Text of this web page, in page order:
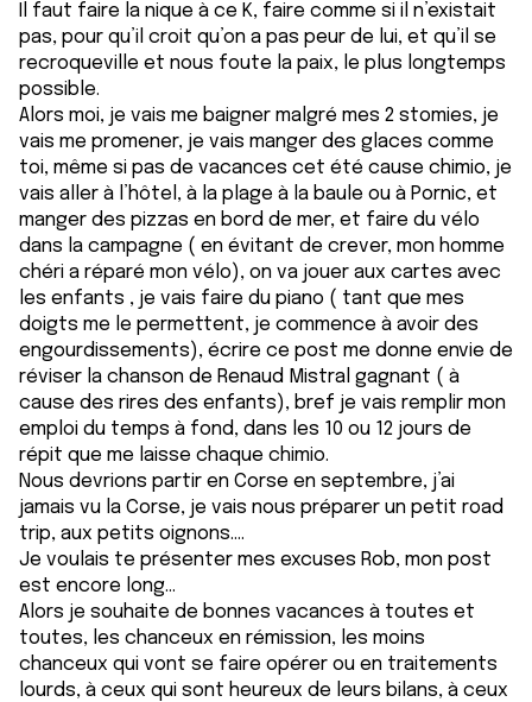
Il faut faire la nique à ce K, faire comme si il n’existait
pas, pour qu’il croit qu’on a pas peur de lui, et qu’il se
recroqueville et nous foute la paix, le plus longtemps
possible.
Alors moi, je vais me baigner malgré mes 2 stomies, je
vais me promener, je vais manger des glaces comme
toi, même si pas de vacances cet été cause chimio, je
vais aller à l’hôtel, à la plage à la baule ou à Pornic, et
manger des pizzas en bord de mer, et faire du vélo
dans la campagne ( en évitant de crever, mon homme
chéri a réparé mon vélo), on va jouer aux cartes avec
les enfants , je vais faire du piano ( tant que mes
doigts me le permettent, je commence à avoir des
engourdissements), écrire ce post me donne envie de
réviser la chanson de Renaud Mistral gagnant ( à
cause des rires des enfants), bref je vais remplir mon
emploi du temps à fond, dans les 10 ou 12 jours de
répit que me laisse chaque chimio.
Nous devrions partir en Corse en septembre, j’ai
jamais vu la Corse, je vais nous préparer un petit road
trip, aux petits oignons….
Je voulais te présenter mes excuses Rob, mon post
est encore long…
Alors je souhaite de bonnes vacances à toutes et
toutes, les chanceux en rémission, les moins
chanceux qui vont se faire opérer ou en traitements
lourds, à ceux qui sont heureux de leurs bilans, à ceux